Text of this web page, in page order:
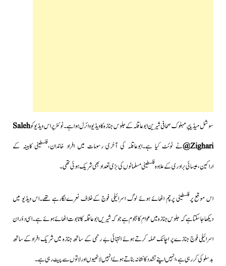
سوشل میڈیا پرمہلوک صحافی شیرین ابوعاقلہ کے جلوس جنازہ کاویڈیو وائرل ہواہے۔ٹوئٹر پراس ویڈیو کوSaleh
Zighari@
نے ٹوئٹ کیا ہے۔ابوعاقلہ کیآخری رسومات میں افراد خاندان،فلسطینی کابینہ کے
اراکین،عیسائی برادری کے علاوہ فلسطینی مسلمانوں کی بڑی تعداد بھی شریک ہوئی تھی۔
اس موقع پرفلسطینی پرچم اٹھائے ہوئے لوگ اسرائیلی فوج کےخلاف نعرےلگارہے تھے۔اس ویڈیو میں
دیکھاجاسکتا ہے کہ جلوس جنازہ میں عوام کا ہجوم ہے جو کہ شیریں ابو عاقلہ کا تابوت اٹھائے ہوئے ہے۔اسی دؤران
اسرائیلی فوججنازے پر اچانک حملہ کرتے ہوئے انتہائی بے رحمی کے ساتھ جنازہ میں شریک افرادکے ساتھ
بدسلوکی کررہی ہے،انہیں اپنے تشدد کا نشانہ بناتےہوئے انہیں لاٹھیوں اور لاتوں سے پیٹ رہی ہے۔